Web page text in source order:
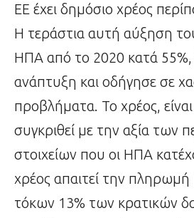
ΕΕ έχει δημόσιο χρέος
Η τεράστια αυτή αύξηση
ΗΠΑ από το 2020 κατά 55%,
ανάπτυξη και οδήγησε σε
προβλήματα. Το χρέος,
συγκριθεί με την αξία των
στοιχείων που οι ΗΠΑ
χρέος απαιτεί την
τόκων 13% των κρατικών